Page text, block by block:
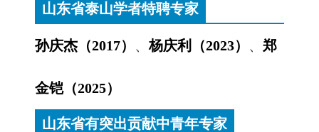
山东省泰山学者特聘专家
孙庆杰（2017） 、杨庆利（2023） 、 郑
金铠（2025）
山东省有突出贡献中青年专家